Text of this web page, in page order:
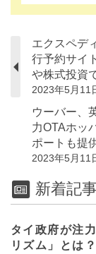
エクスペデ
行予約サイ
や株式投資
2023年5月11
ウーバー、
力OTAホッ
ポートも提
2023年5月11
新着記事
タイ政府が注
リズム」とは